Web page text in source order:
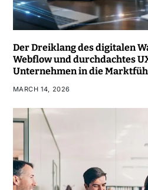
Der Dreiklang des digitalen
Webflow und durchdachtes
Unternehmen in die
MARCH 14, 2026